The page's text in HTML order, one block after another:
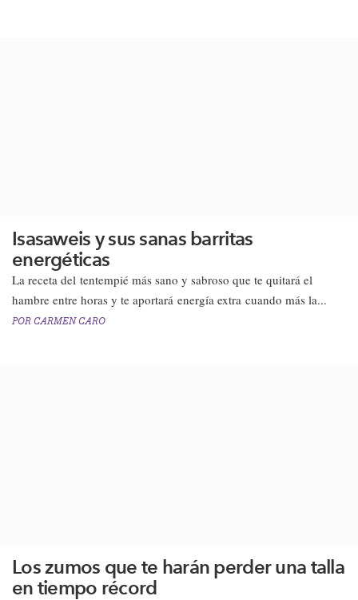
Isasaweis y sus sanas barritas
energéticas
​La receta del tentempié más sano y sabroso que te quitará el
hambre entre horas y te aportará energía extra cuando más la...
POR CARMEN CARO
Los zumos que te harán perder una talla
en tiempo récord